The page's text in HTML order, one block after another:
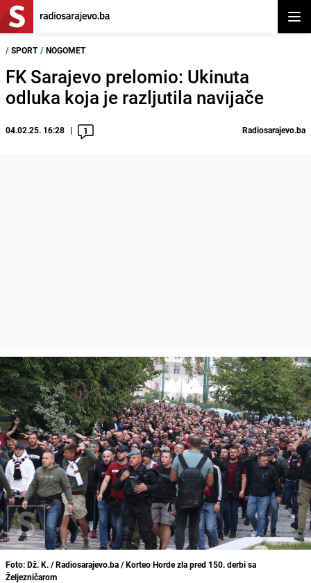
/ SPORT / NOGOMET
FK Sarajevo prelomio: Ukinuta
odluka koja je razljutila navijače
04.02.25. 16:28 1 Radiosarajevo.ba
Foto: Dž. K. / Radiosarajevo.ba / Korteo Horde zla pred 150. derbi sa
Željezničarom